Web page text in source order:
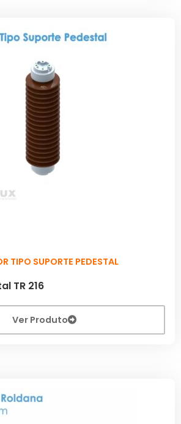
TIPO SUPORTE PEDESTAL
TR 216
Ver Produto